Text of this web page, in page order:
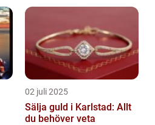
02 juli 2025
Sälja guld i Karlstad: Allt
du behöver veta